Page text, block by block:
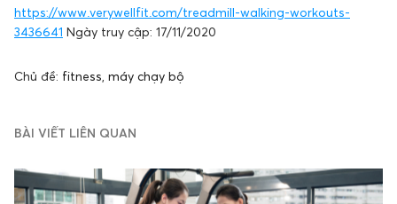
https://www.verywellfit.com/treadmill-walking-workouts-
3436641 Ngày truy cập: 17/11/2020
Chủ đề: fitness, máy chạy bộ
BÀI VIẾT LIÊN QUAN